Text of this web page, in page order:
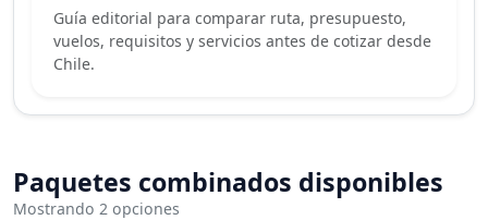
Guía editorial para comparar ruta, presupuesto,
vuelos, requisitos y servicios antes de cotizar desde
Chile.
Paquetes combinados disponibles
Mostrando 2 opciones